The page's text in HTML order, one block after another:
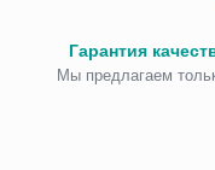
Гарантия
Мы предлагаем